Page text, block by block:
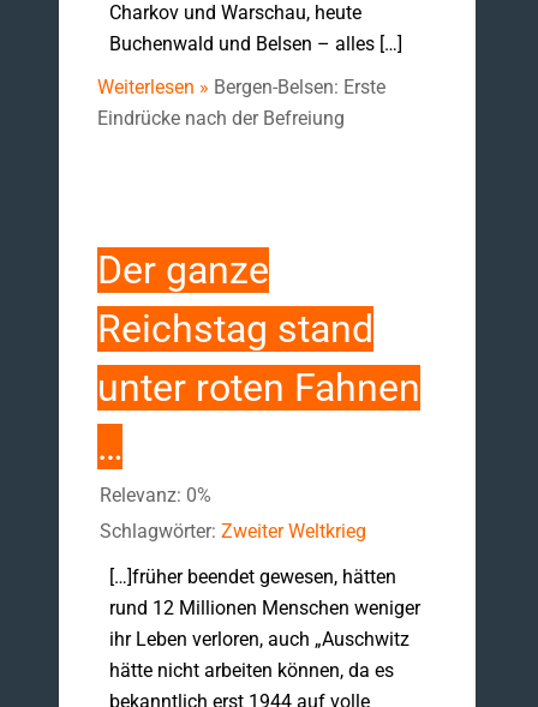
Charkov und Warschau, heute
Buchenwald und Belsen – alles […]
Weiterlesen » Bergen-Belsen: Erste
Eindrücke nach der Befreiung
Der ganze
Reichstag stand
unter roten Fahnen
…
Relevanz: 0%
Schlagwörter: Zweiter Weltkrieg
[…]früher beendet gewesen, hätten
rund 12 Millionen Menschen weniger
ihr Leben verloren, auch „Auschwitz
hätte nicht arbeiten können, da es
bekanntlich erst 1944 auf volle